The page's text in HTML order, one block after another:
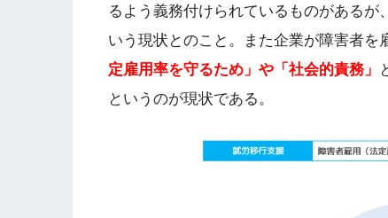
るよう義務付けられているものがあるが
いう現状とのこと。また企業が障害者を
定雇用率を守るため」や「社会的責務」
というのが現状である。